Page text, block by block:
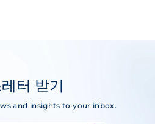
터 받기
and insights to your inbox.